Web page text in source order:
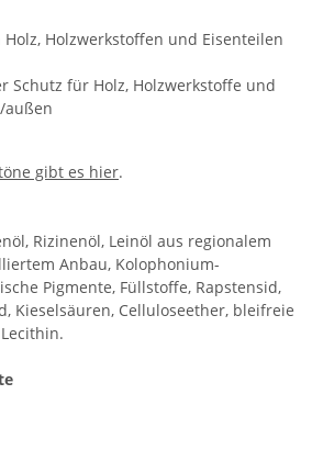
Holzwerkstoffen und Eisenteilen
Schutz für Holz, Holzwerkstoffe und
außen
gibt es hier.
Rizinenöl, Leinöl aus regionalem
Anbau, Kolophonium-
Pigmente, Füllstoffe, Rapstensid,
Kieselsäuren, Celluloseether, bleifreie